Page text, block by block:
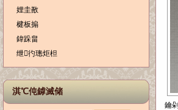
娌圭敾
楗板搧
鍏跺畠
绁彴璁炬柦
淇℃伅鎼滅储
鑰